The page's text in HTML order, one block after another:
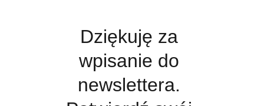
Dziękuję za
wpisanie do
newslettera.